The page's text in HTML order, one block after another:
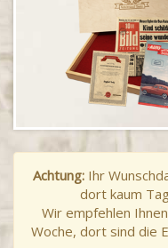
Achtung: Ihr
dort kaum
Wir empfehlen
Woche, dort sind die